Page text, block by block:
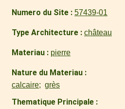
Numero du Site 57439-01
Type Architecture château
Materiau pierre
Nature du Materiau
calcaire grès
Thematique Principale